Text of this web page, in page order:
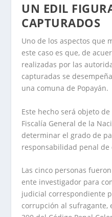
UN EDIL
CAPTURADOS
Uno de los aspectos que
este caso es que, de
realizadas por las
capturadas se
una comuna de Popayán.
Este hecho será objeto
Fiscalía General de la
determinar el grado de
responsabilidad penal
Las cinco personas
ente investigador para
judicial correspondiente
corrupción al sufragante,